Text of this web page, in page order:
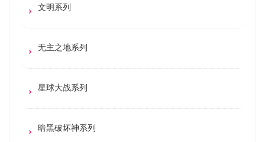
文明系列
无主之地系列
星球大战系列
暗黑破坏神系列